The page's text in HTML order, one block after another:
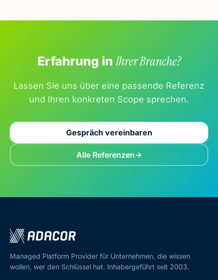
Erfahrung inIhrer Branche?
Lassen Sie uns über eine passende Referenz
und Ihren konkreten Scope sprechen.
Gespräch vereinbaren
Alle Referenzen
Managed Platform Provider für Unternehmen, die wissen
wollen, wer den Schlüssel hat. Inhabergeführt seit 2003.